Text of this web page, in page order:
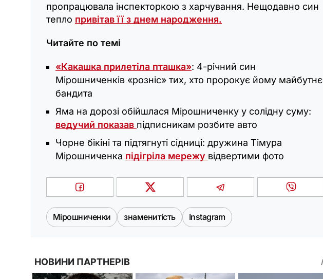
пропрацювала інспекторкою з харчування. Нещодавно син
тепло привітав її з днем народження.
Читайте по темі
«Какашка прилетіла пташка»: 4-річний син
Мірошниченків «розніс» тих, хто пророкує йому майбутнє
бандита
Яма на дорозі обійшлася Мірошниченку у солідну суму:
ведучий показав підписникам розбите авто
Чорне бікіні та підтягнуті сідниці: дружина Тімура
Мірошниченка підігріла мережу відвертими фото
Мірошниченки знаменитість Instagram